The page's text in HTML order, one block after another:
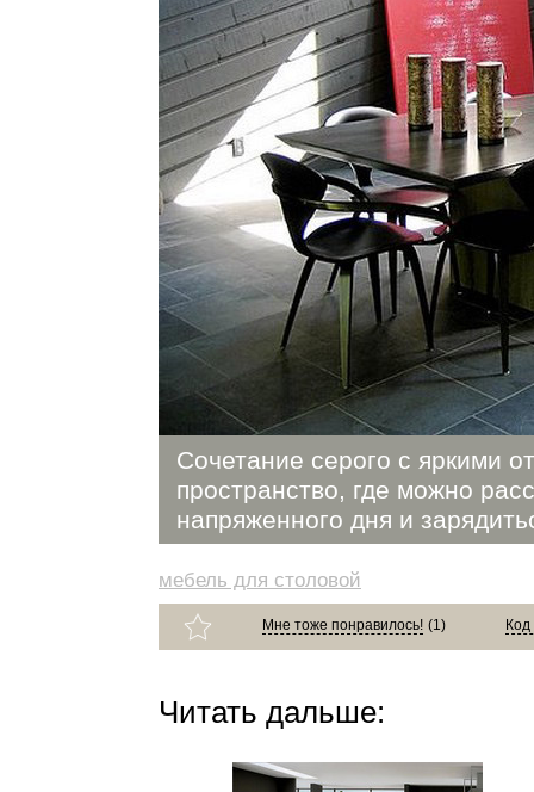
Сочетание серого с яркими
пространство, где можно
напряженного дня и
мебель для столовой
Мне тоже понравилось! (1) Код
Читать дальше: